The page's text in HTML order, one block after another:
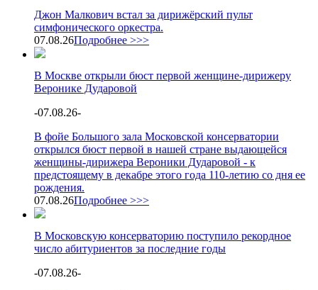
Джон Малкович встал за дирижёрский пульт
симфонического оркестра.
07.08.26Подробнее >>>
В Москве открыли бюст первой женщине-дирижеру
Веронике Дударовой
-07.08.26-
В фойе Большого зала Московской консерватории
открылся бюст первой в нашей стране выдающейся
женщины-дирижера Вероники Дударовой - к
предстоящему в декабре этого года 110-летию со дня ее
рождения.
07.08.26Подробнее >>>
В Московскую консерваторию поступило рекордное
число абитуриентов за последние годы
-07.08.26-